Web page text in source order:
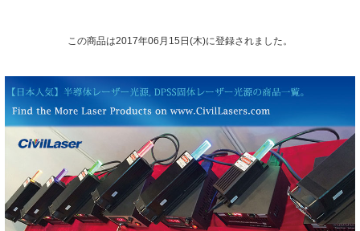
この商品は2017年06月15日(木)に登録されました。